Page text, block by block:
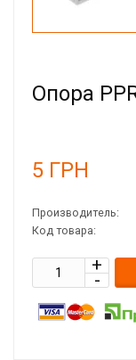
Опора
5 ГРН
Производитель:
Код товара: